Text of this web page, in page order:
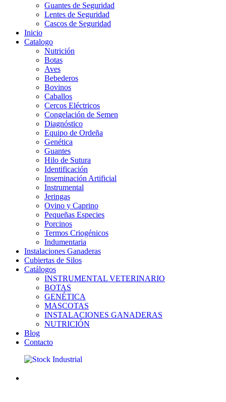
Guantes de Seguridad
Lentes de Seguridad
Cascos de Seguridad
Inicio
Catalogo
Nutrición
Botas
Aves
Bebederos
Bovinos
Caballos
Cercos Eléctricos
Congelación de Semen
Diagnóstico
Equipo de Ordeña
Genética
Guantes
Hilo de Sutura
Identificación
Inseminación Artificial
Instrumental
Jeringas
Ovino y Caprino
Pequeñas Especies
Porcinos
Termos Criogénicos
Indumentaria
Instalaciones Ganaderas
Cubiertas de Silos
Catálogos
INSTRUMENTAL VETERINARIO
BOTAS
GENÉTICA
MASCOTAS
INSTALACIONES GANADERAS
NUTRICIÓN
Blog
Contacto